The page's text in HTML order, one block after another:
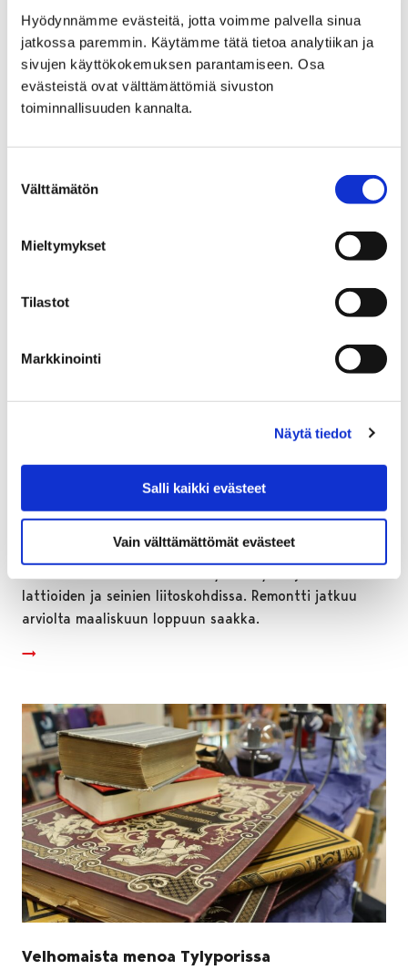
Hyödynnämme evästeitä, jotta voimme palvella sinua
jatkossa paremmin. Käytämme tätä tietoa analytiikan ja
sivujen käyttökokemuksen parantamiseen. Osa
evästeistä ovat välttämättömiä sivuston
toiminnallisuuden kannalta.
valinta
Välttämätön
Mieltymykset
Tilastot
Markkinointi
Näytä tiedot
Salli kaikki evästeet
Vain välttämättömät evästeet
Pääkirjastolla vietetään helmikuussa
mediataitoviikkoa
30.1.2024
Mediataitoviikkoa vietetään 5.2. alkavalla viikolla.
26.1.2024
Pääkirjaston ja kansalaisopiston pohjakerroksessa on
lattioiden ja seinien liitoskohdissa. Remontti jatkuu
arviolta maaliskuun loppuun saakka.
Velhomaista menoa Tylyporissa